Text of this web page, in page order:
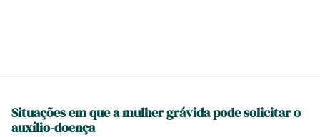
Situações em que a mulher grávida pode solicitar o
auxílio-doença